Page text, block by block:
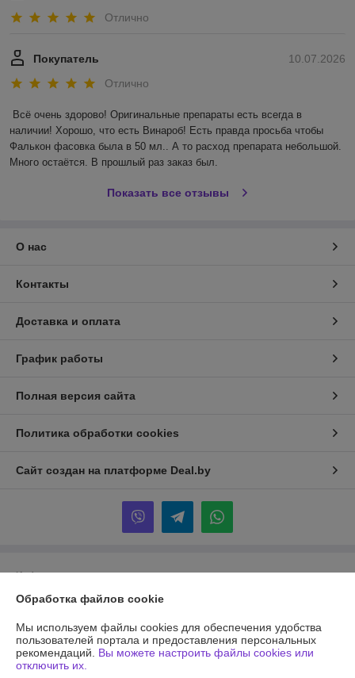
Отлично
10.07.2026
Покупатель
Отлично
Всё очень здорово! Оригинальные препараты есть всегда в
наличии! Хорошо, что есть Винароб! Есть правда просьба чтобы
Фалькон фасовка была в 50 мл.. А то расход препарата небольшой.
Много остаётся. В прошлый раз заказ был.
Показать все отзывы
О нас
Контакты
Доставка и оплата
График работы
Полная версия сайта
Политика обработки cookies
Сайт создан на платформе Deal.by
Информация для покупателя
Юридическое лицо:Частное унитарное предприятие «Чайковский
220040, г. Минск, ул. Некрасова, 106-1
Регистрационный номер ЕГР: 192848943
Обработка файлов cookie
Мы используем файлы cookies для обеспечения удобства
пользователей портала и предоставления персональных
рекомендаций. Вы можете настроить файлы cookies или
отключить их.